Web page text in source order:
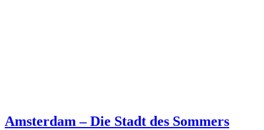
Amsterdam – Die Stadt des Sommers